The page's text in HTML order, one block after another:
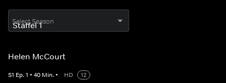
Select Season
Helen McCourt
S1 Ep.1 • 40 Min. • HD
12